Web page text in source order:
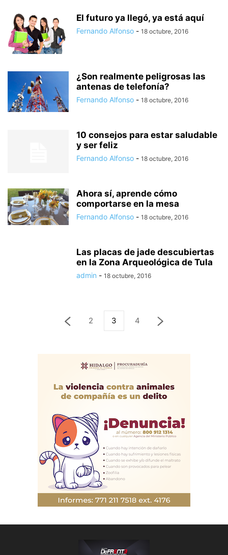
El futuro ya llegó, ya está aquí
Fernando Alfonso - 18 octubre, 2016
¿Son realmente peligrosas las
antenas de telefonía?
Fernando Alfonso - 18 octubre, 2016
10 consejos para estar saludable
y ser feliz
Fernando Alfonso - 18 octubre, 2016
Ahora sí, aprende cómo
comportarse en la mesa
Fernando Alfonso - 18 octubre, 2016
Las placas de jade descubiertas
en la Zona Arqueológica de Tula
admin - 18 octubre, 2016
2 3 4